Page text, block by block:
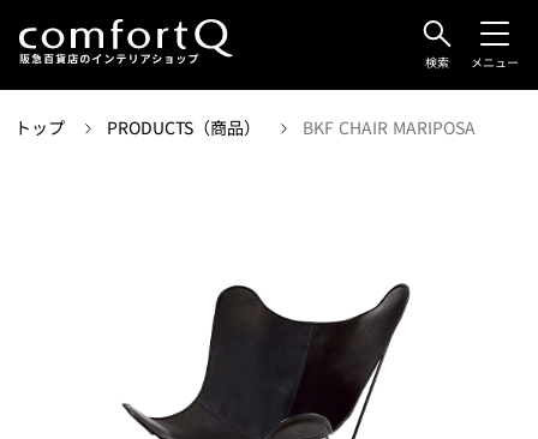
検索 メニュー
トップ PRODUCTS（商品） BKF CHAIR MARIPOSA